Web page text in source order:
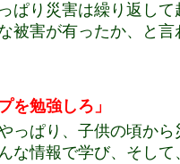
ぱり災害は繰り返し
被害が有ったか、と言
を勉強しろ」
っぱり、子供の頃か
な情報で学び、そし